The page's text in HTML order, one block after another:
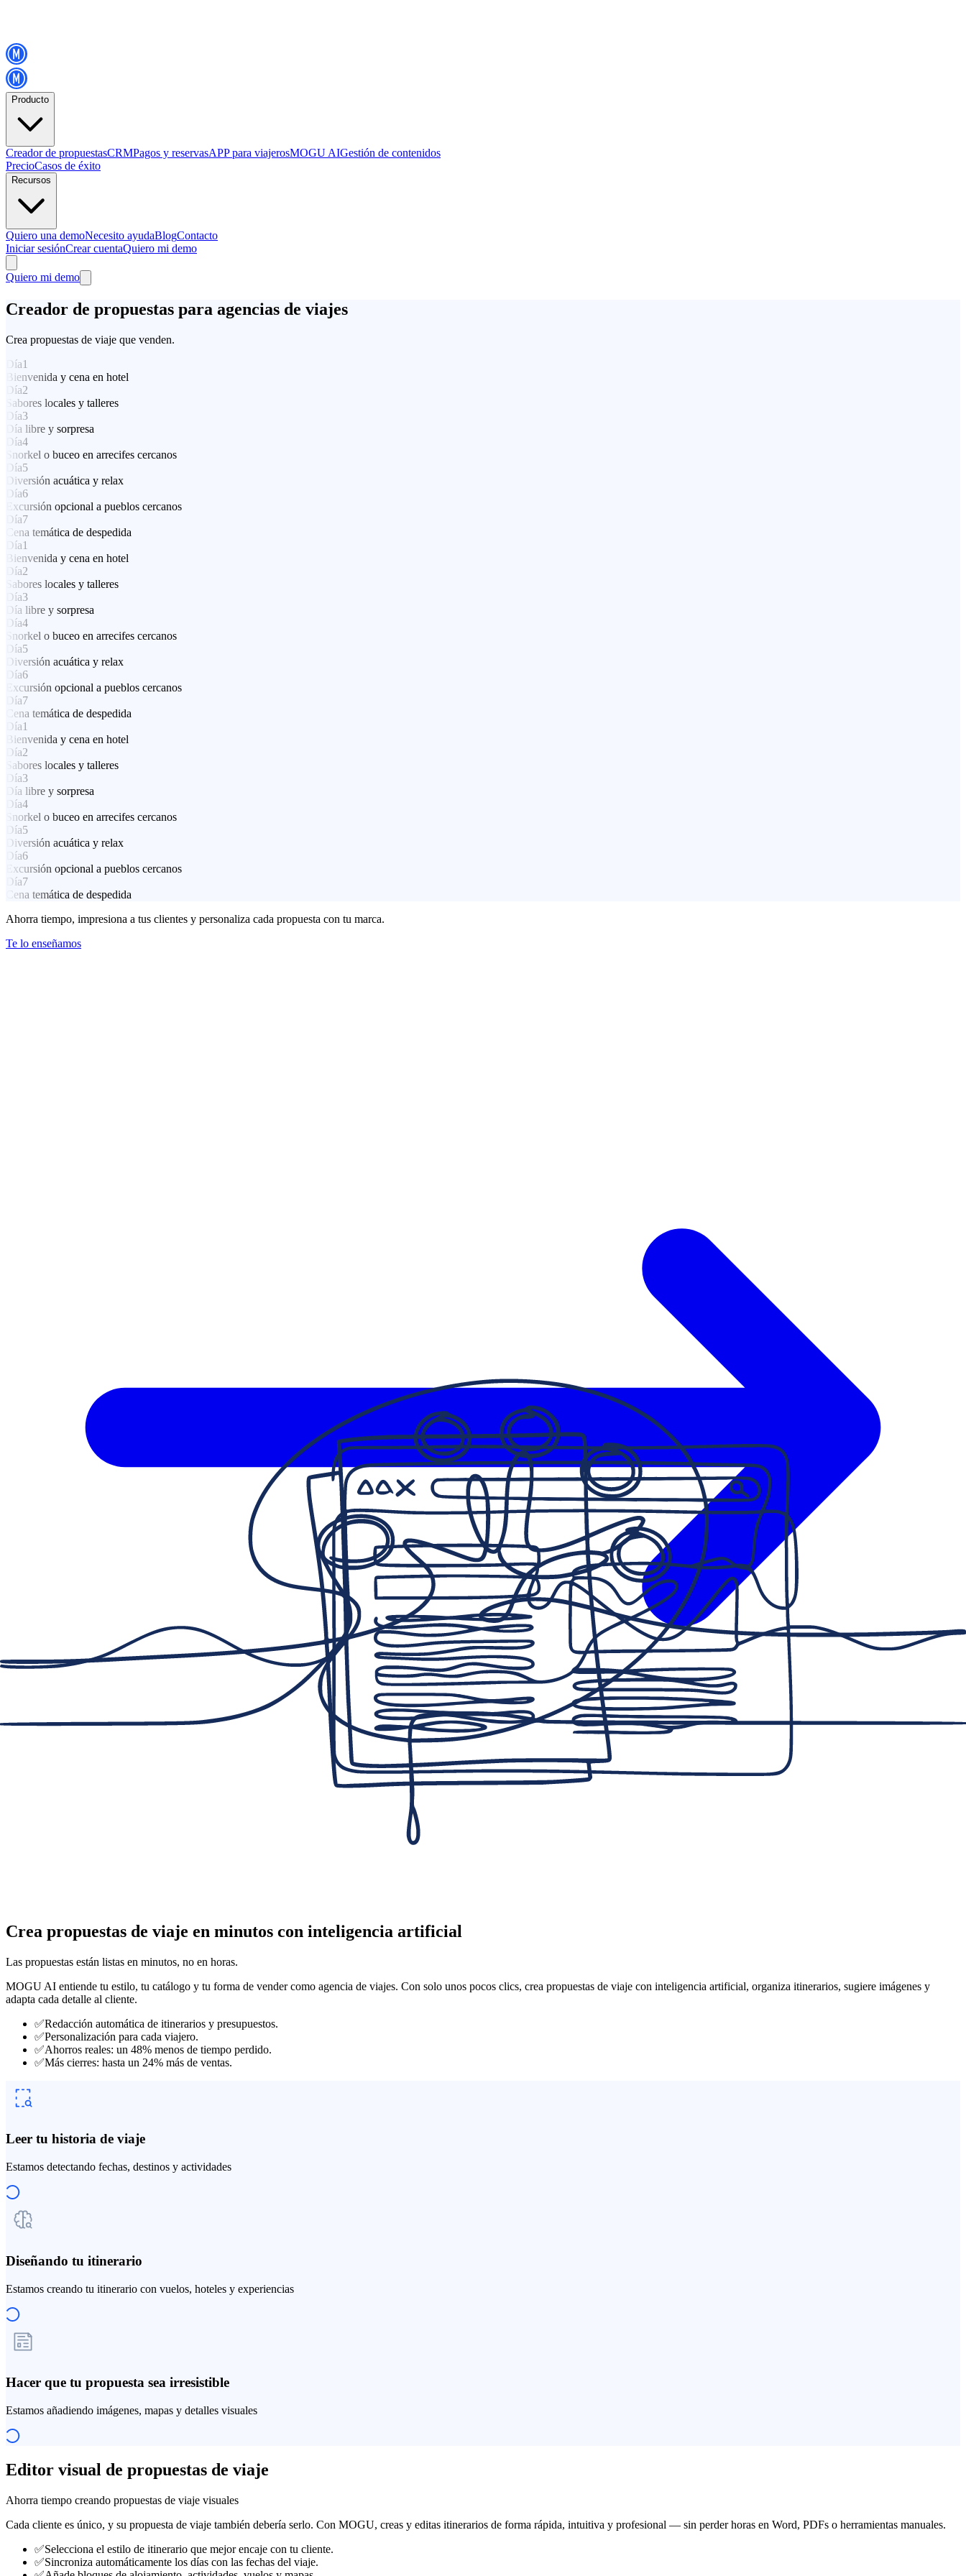
Producto
Creador de propuestasCRMPagos y reservasAPP para viajerosMOGU AIGestión de contenidos
PrecioCasos de éxito
Recursos
Quiero una demoNecesito ayudaBlogContacto
Iniciar sesiónCrear cuentaQuiero mi demo
Quiero mi demo
Creador de propuestas para agencias de viajes
Crea propuestas de viaje que venden.
Día1
Bienvenida y cena en hotel
Día2
Sabores locales y talleres
Día3
Día libre y sorpresa
Día4
Snorkel o buceo en arrecifes cercanos
Día5
Diversión acuática y relax
Día6
Excursión opcional a pueblos cercanos
Día7
Cena temática de despedida
Día1
Bienvenida y cena en hotel
Día2
Sabores locales y talleres
Día3
Día libre y sorpresa
Día4
Snorkel o buceo en arrecifes cercanos
Día5
Diversión acuática y relax
Día6
Excursión opcional a pueblos cercanos
Día7
Cena temática de despedida
Día1
Bienvenida y cena en hotel
Día2
Sabores locales y talleres
Día3
Día libre y sorpresa
Día4
Snorkel o buceo en arrecifes cercanos
Día5
Diversión acuática y relax
Día6
Excursión opcional a pueblos cercanos
Día7
Cena temática de despedida
Ahorra tiempo, impresiona a tus clientes y personaliza cada propuesta con tu marca.
Te lo enseñamos
Crea propuestas de viaje en minutos con inteligencia artificial
Las propuestas están listas en minutos, no en horas.
MOGU AI entiende tu estilo, tu catálogo y tu forma de vender como agencia de viajes. Con solo unos pocos clics, crea propuestas de viaje con inteligencia artificial, organiza itinerarios, sugiere imágenes y
adapta cada detalle al cliente.
✅Redacción automática de itinerarios y presupuestos.
✅Personalización para cada viajero.
✅Ahorros reales: un 48% menos de tiempo perdido.
✅Más cierres: hasta un 24% más de ventas.
Leer tu historia de viaje
Estamos detectando fechas, destinos y actividades
Diseñando tu itinerario
Estamos creando tu itinerario con vuelos, hoteles y experiencias
Hacer que tu propuesta sea irresistible
Estamos añadiendo imágenes, mapas y detalles visuales
Editor visual de propuestas de viaje
Ahorra tiempo creando propuestas de viaje visuales
Cada cliente es único, y su propuesta de viaje también debería serlo. Con MOGU, creas y editas itinerarios de forma rápida, intuitiva y profesional — sin perder horas en Word, PDFs o herramientas manuales.
✅Selecciona el estilo de itinerario que mejor encaje con tu cliente.
✅Sincroniza automáticamente los días con las fechas del viaje.